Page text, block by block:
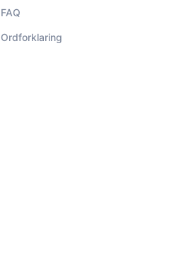
FAQ
Ordforklaring